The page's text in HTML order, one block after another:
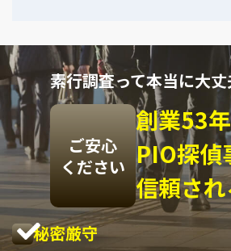
素行調査って本当に大丈
ご安心
ください
創業53
PIO探偵
信頼さ
秘密厳守